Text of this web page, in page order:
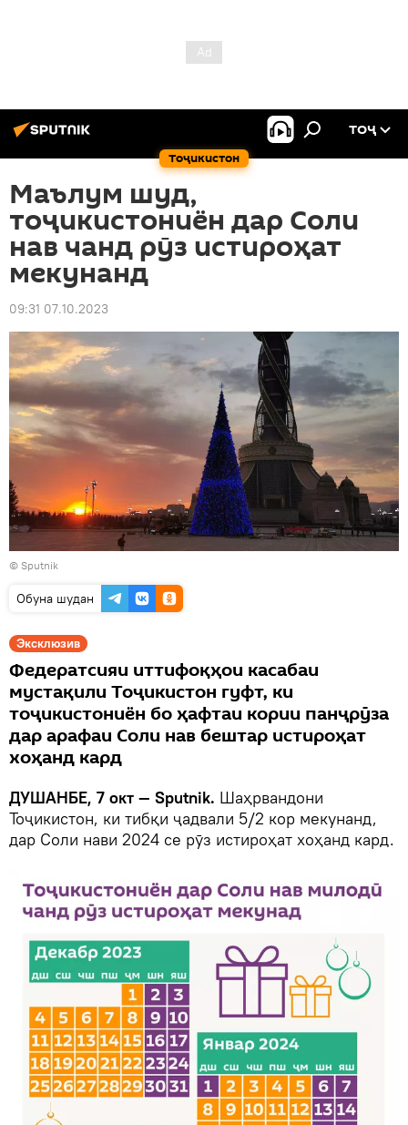
Тоҷикистон
ТОҶ
Маълум шуд,
тоҷикистониён дар Соли
нав чанд рӯз истироҳат
мекунанд
09:31 07.10.2023
© Sputnik
Обуна шудан
Эксклюзив
Федератсияи иттифоқҳои касабаи
мустақили Тоҷикистон гуфт, ки
тоҷикистониён бо ҳафтаи кории панҷрӯза
дар арафаи Соли нав бештар истироҳат
хоҳанд кард
ДУШАНБЕ, 7 окт — Sputnik. Шаҳрвандони
Тоҷикистон, ки тибқи ҷадвали 5/2 кор мекунанд,
дар Соли нави 2024 се рӯз истироҳат хоҳанд кард.